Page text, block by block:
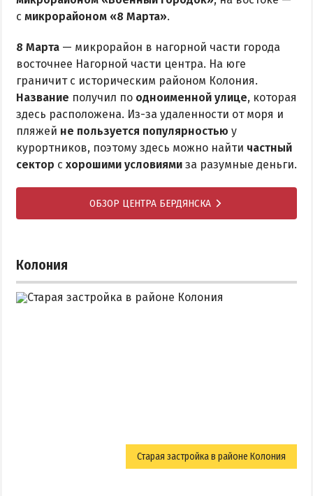
с микрорайоном «8 Марта».
8 Марта — микрорайон в нагорной части города
восточнее Нагорной части центра. На юге
граничит с историческим районом Колония.
Название получил по одноименной улице, которая
здесь расположена. Из-за удаленности от моря и
пляжей не пользуется популярностью у
курортников, поэтому здесь можно найти частный
сектор с хорошими условиями за разумные деньги.
ОБЗОР ЦЕНТРА БЕРДЯНСКА
Колония
Старая застройка в районе Колония